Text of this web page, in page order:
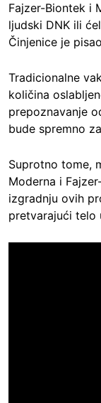
Fajzer-Biontek i
ljudski DNK ili
Činjenice je
Tradicionalne
količina
prepoznavanje
bude spremno
Suprotno tome,
Moderna i
izgradnju ovih
pretvarajući telo